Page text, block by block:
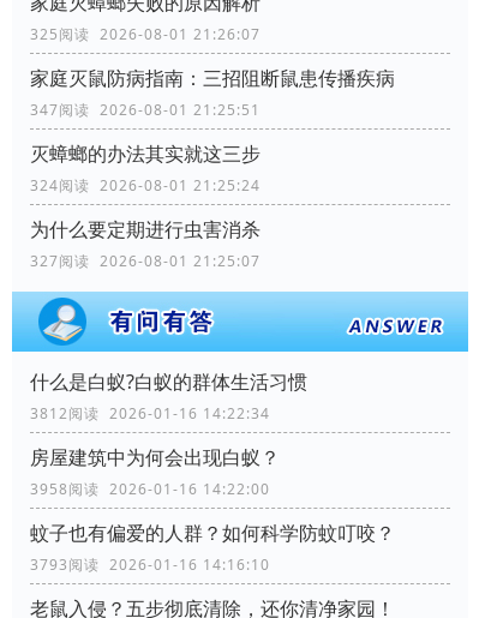
325阅读 2026-08-01 21:26:07
家庭灭鼠防病指南：三招阻断鼠患传播疾病
347阅读 2026-08-01 21:25:51
灭蟑螂的办法其实就这三步
324阅读 2026-08-01 21:25:24
为什么要定期进行虫害消杀
327阅读 2026-08-01 21:25:07
什么是白蚁?白蚁的群体生活习惯
3812阅读 2026-01-16 14:22:34
房屋建筑中为何会出现白蚁？
3958阅读 2026-01-16 14:22:00
蚊子也有偏爱的人群？如何科学防蚊叮咬？
3793阅读 2026-01-16 14:16:10
老鼠入侵？五步彻底清除，还你清净家园！